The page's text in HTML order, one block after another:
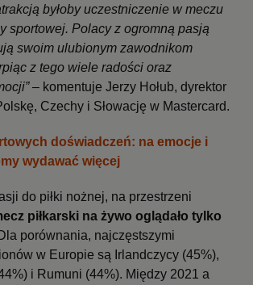
byłoby uczestniczenie w meczu
sportowej. Polacy z ogromną pasją
swoim ulubionym zawodnikom
z tego wiele radości oraz
– komentuje Jerzy Hołub, dyrektor
Czechy i Słowację w Mastercard.
doświadczeń: na emocje i
wydawać więcej
do piłki nożnej, na przestrzeni
piłkarski na żywo oglądało tylko
Dla porównania, najczęstszymi
w Europie są Irlandczycy (45%),
i Rumuni (44%). Między 2021 a